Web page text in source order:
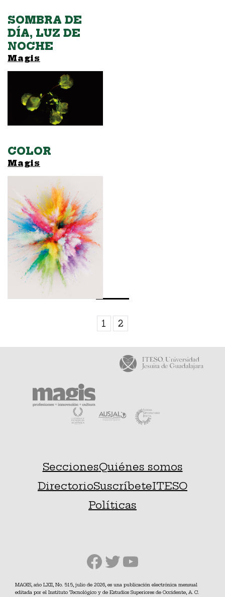
SOMBRA DE
DÍA, LUZ DE
NOCHE
Magis
COLOR
Magis
1 2
SeccionesQuiénes somos
DirectorioSuscríbeteITESO
Políticas
Facebook
Twitter
YouTube
MAGIS, año LXII, No. 515, julio de 2026, es una publicación electrónica mensual
editada por el Instituto Tecnológico y de Estudios Superiores de Occidente, A. C.